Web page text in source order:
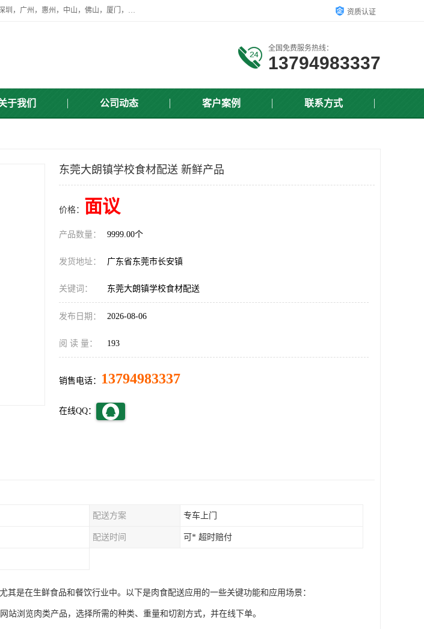
广东食安膳食管理服务有限公司是一家从事蔬菜配送、食堂承包，团餐配送的企业，本公司客户遍布东莞、深圳，广州，惠州，中山，佛山，厦门，肇庆，江门，清远等地，资质齐全，提供学校、工厂、医院、企业、地铁、大型超市、商场、单位、消防队、监狱食堂饭堂蔬菜配送，集新鲜蔬菜、新鲜肉类、粮油、瓜果 、干货 、水产、冻品、粮油、调味品、日用品、调味品及进口冷冻食品为主的原料供应商等为一体的化配送服务机构！ 资质认证
全国免费服务热线：
13794983337
于我们 公司动态 客户案例 联系方式
东莞大朗镇学校食材配送 新鲜产品
价格： 面议
产品数量： 9999.00个
发货地址： 广东省东莞市长安镇
关键词： 东莞大朗镇学校食材配送
发布日期： 2026-08-06
阅 读 量： 193
销售电话： 13794983337
在线QQ：
配送方案 专车上门
配送时间 可* 超时赔付
其是在生鲜食品和餐饮行业中。以下是肉食配送应用的一些关键功能和应用场景：
站浏览肉类产品，选择所需的种类、重量和切割方式，并在线下单。